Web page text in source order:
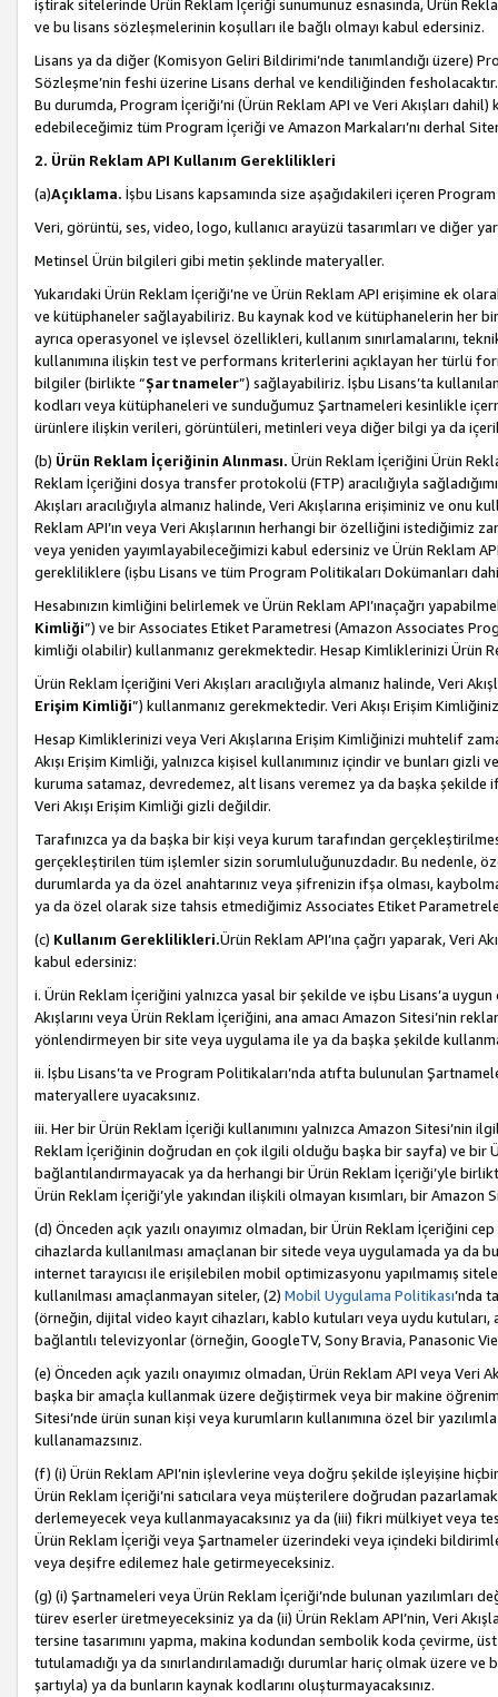
iştirak sitelerinde Ürün Reklam İçeriği sunumunuz esnasında, Ürün
ve bu lisans sözleşmelerinin koşulları ile bağlı olmayı kabul edersiniz.
Lisans ya da diğer (Komisyon Geliri Bildirimi’nde tanımlandığı üzere)
Sözleşme’nin feshi üzerine Lisans derhal ve kendiliğinden
Bu durumda, Program İçeriği’ni (Ürün Reklam API ve Veri Akışları
edebileceğimiz tüm Program İçeriği ve Amazon Markaları’nı derhal
2. Ürün Reklam API Kullanım Gereklilikleri
(a)Açıklama. İşbu Lisans kapsamında size aşağıdakileri içeren
Veri, görüntü, ses, video, logo, kullanıcı arayüzü tasarımları ve diğer
Metinsel Ürün bilgileri gibi metin şeklinde materyaller.
Yukarıdaki Ürün Reklam İçeriği’ne ve Ürün Reklam API erişimine ek
ve kütüphaneler sağlayabiliriz. Bu kaynak kod ve kütüphanelerin her
ayrıca operasyonel ve işlevsel özellikleri, kullanım sınırlamalarını,
kullanımına ilişkin test ve performans kriterlerini açıklayan her türlü
bilgiler (birlikte “Şartnameler”) sağlayabiliriz. İşbu Lisans’ta
kodları veya kütüphaneleri ve sunduğumuz Şartnameleri kesinlikle
ürünlere ilişkin verileri, görüntüleri, metinleri veya diğer bilgi ya da
(b) Ürün Reklam İçeriğinin Alınması. Ürün Reklam İçeriğini Ürün
Reklam İçeriğini dosya transfer protokolü (FTP) aracılığıyla
Akışları aracılığıyla almanız halinde, Veri Akışlarına erişiminiz ve onu
Reklam API’ın veya Veri Akışlarının herhangi bir özelliğini
veya yeniden yayımlayabileceğimizi kabul edersiniz ve Ürün Reklam
gerekliliklere (işbu Lisans ve tüm Program Politikaları Dokümanları
Hesabınızın kimliğini belirlemek ve Ürün Reklam API’ınaçağrı
Kimliği”) ve bir Associates Etiket Parametresi (Amazon Associates
kimliği olabilir) kullanmanız gerekmektedir. Hesap Kimliklerinizi Ürün
Ürün Reklam İçeriğini Veri Akışları aracılığıyla almanız halinde, Veri
Erişim Kimliği”) kullanmanız gerekmektedir. Veri Akışı Erişim
Hesap Kimliklerinizi veya Veri Akışlarına Erişim Kimliğinizi muhtelif
Akışı Erişim Kimliği, yalnızca kişisel kullanımınız içindir ve bunları
kuruma satamaz, devredemez, alt lisans veremez ya da başka şekilde
Veri Akışı Erişim Kimliği gizli değildir.
Tarafınızca ya da başka bir kişi veya kurum tarafından
gerçekleştirilen tüm işlemler sizin sorumluluğunuzdadır. Bu nedenle,
durumlarda ya da özel anahtarınız veya şifrenizin ifşa olması,
ya da özel olarak size tahsis etmediğimiz Associates Etiket
(c) Kullanım Gereklilikleri.Ürün Reklam API’ına çağrı yaparak, Veri
kabul edersiniz:
i. Ürün Reklam İçeriğini yalnızca yasal bir şekilde ve işbu Lisans’a uygun
Akışlarını veya Ürün Reklam İçeriğini, ana amacı Amazon Sitesi’nin
yönlendirmeyen bir site veya uygulama ile ya da başka şekilde
ii. İşbu Lisans’ta ve Program Politikaları’nda atıfta bulunulan
materyallere uyacaksınız.
iii. Her bir Ürün Reklam İçeriği kullanımını yalnızca Amazon
Reklam İçeriğinin doğrudan en çok ilgili olduğu başka bir sayfa) ve bir
bağlantılandırmayacak ya da herhangi bir Ürün Reklam İçeriği’yle
Ürün Reklam İçeriği’yle yakından ilişkili olmayan kısımları, bir Amazon
(d) Önceden açık yazılı onayımız olmadan, bir Ürün Reklam İçeriğini
cihazlarda kullanılması amaçlanan bir sitede veya uygulamada ya da
internet tarayıcısı ile erişilebilen mobil optimizasyonu yapılmamış
kullanılması amaçlanmayan siteler, (2) Mobil Uygulama Politikası’nda
(örneğin, dijital video kayıt cihazları, kablo kutuları veya uydu kutuları,
bağlantılı televizyonlar (örneğin, GoogleTV, Sony Bravia, Panasonic
(e) Önceden açık yazılı onayımız olmadan, Ürün Reklam API veya
başka bir amaçla kullanmak üzere değiştirmek veya bir makine
Sitesi’nde ürün sunan kişi veya kurumların kullanımına özel bir
kullanamazsınız.
(f) (i) Ürün Reklam API’nin işlevlerine veya doğru şekilde işleyişine
Ürün Reklam İçeriği’ni satıcılara veya müşterilere doğrudan
derlemeyecek veya kullanmayacaksınız ya da (iii) fikri mülkiyet veya
Ürün Reklam İçeriği veya Şartnameler üzerindeki veya içindeki
veya deşifre edilemez hale getirmeyeceksiniz.
(g) (i) Şartnameleri veya Ürün Reklam İçeriği’nde bulunan
türev eserler üretmeyeceksiniz ya da (ii) Ürün Reklam API’nin, Veri
tersine tasarımını yapma, makina kodundan sembolik koda çevirme,
tutulamadığı ya da sınırlandırılamadığı durumlar hariç olmak üzere
şartıyla) ya da bunların kaynak kodlarını oluşturmayacaksınız.